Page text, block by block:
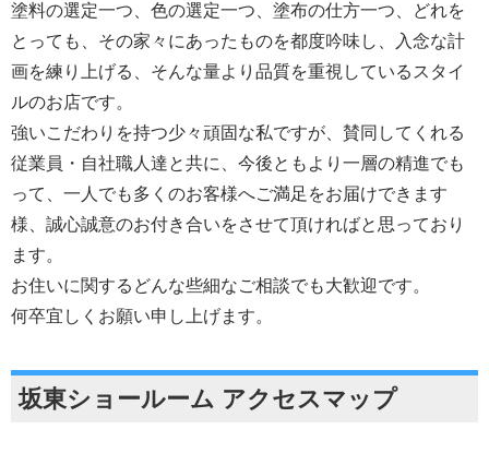
塗料の選定一つ、色の選定一つ、塗布の仕方一つ、どれを
とっても、その家々にあったものを都度吟味し、入念な計
画を練り上げる、そんな量より品質を重視しているスタイ
ルのお店です。
強いこだわりを持つ少々頑固な私ですが、賛同してくれる
従業員・自社職人達と共に、今後ともより一層の精進でも
って、一人でも多くのお客様へご満足をお届けできます
様、誠心誠意のお付き合いをさせて頂ければと思っており
ます。
お住いに関するどんな些細なご相談でも大歓迎です。
何卒宜しくお願い申し上げます。
坂東ショールーム アクセスマップ